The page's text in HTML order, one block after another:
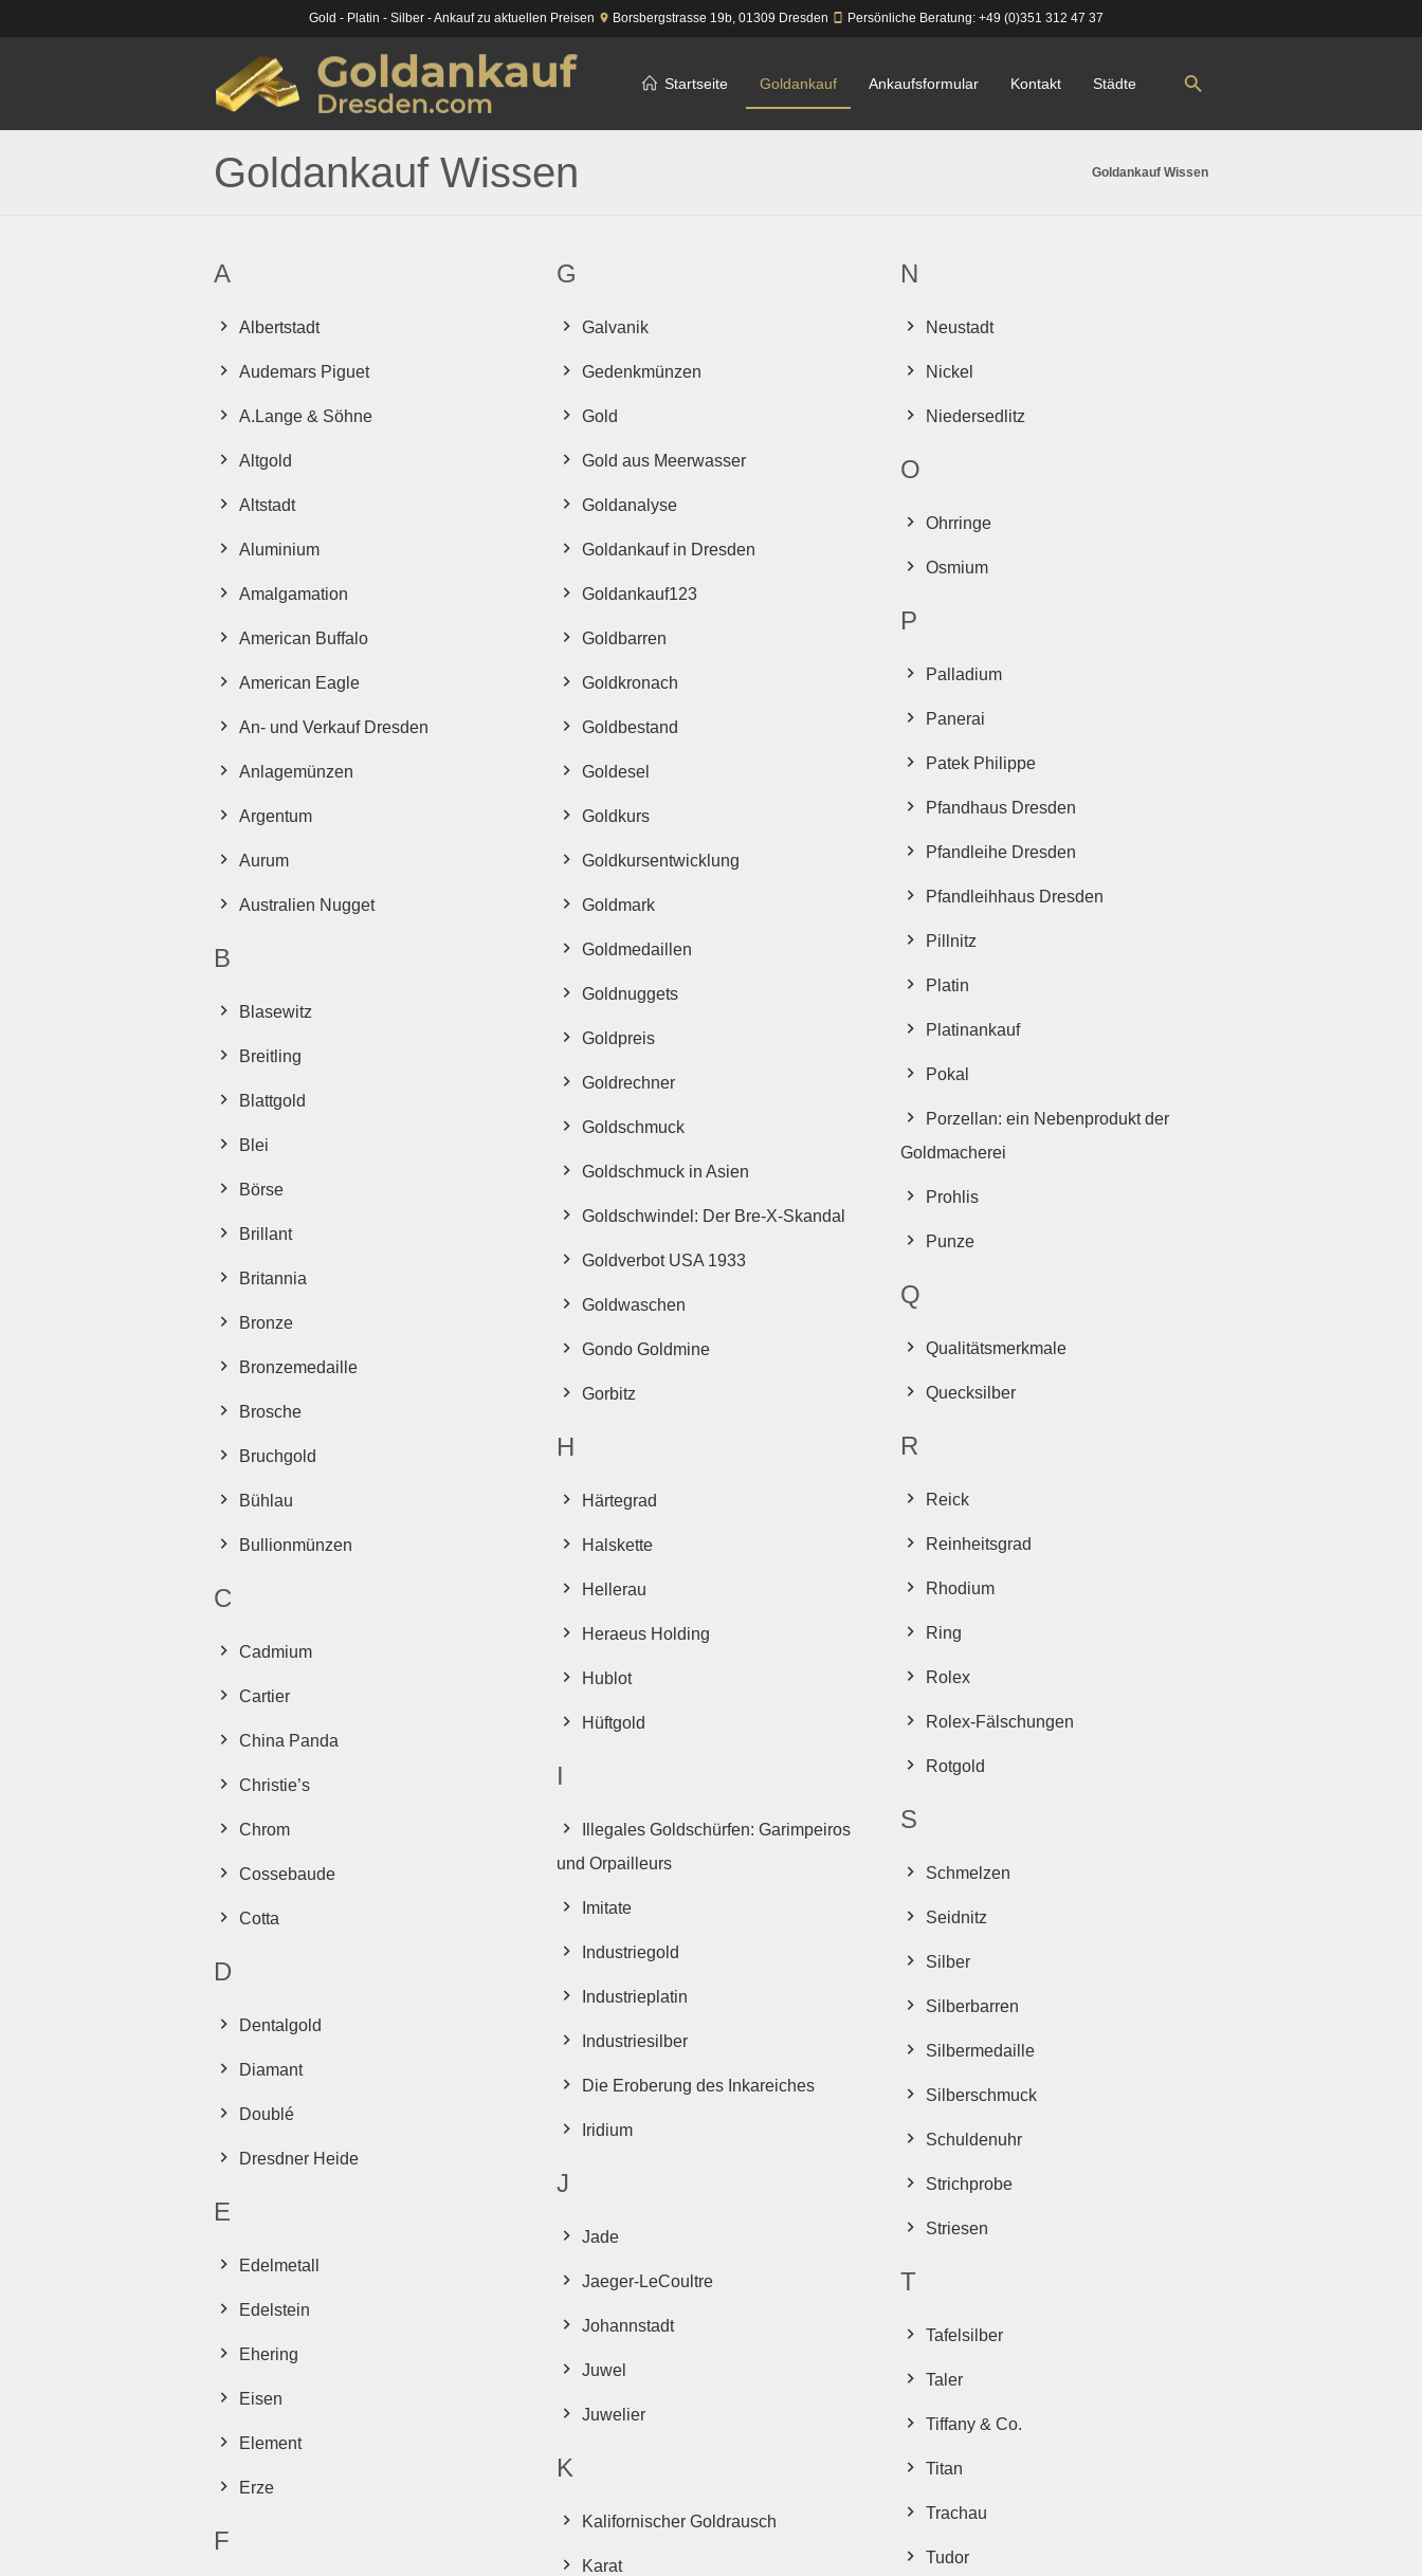
Gold - Platin - Silber - Ankauf zu aktuellen Preisen Borsbergstrasse 19b,01309 Dresden Persönliche Beratung: +49 (0)351 312 47 37
Startseite Goldankauf Ankaufsformular Kontakt Städte
Goldankauf Wissen Goldankauf Wissen
A
Albertstadt
Audemars Piguet
A.Lange & Söhne
Altgold
Altstadt
Aluminium
Amalgamation
American Buffalo
American Eagle
An- und Verkauf Dresden
Anlagemünzen
Argentum
Aurum
Australien Nugget
B
Blasewitz
Breitling
Blattgold
Blei
Börse
Brillant
Britannia
Bronze
Bronzemedaille
Brosche
Bruchgold
Bühlau
Bullionmünzen
C
Cadmium
Cartier
China Panda
Christie’s
Chrom
Cossebaude
Cotta
D
Dentalgold
Diamant
Doublé
Dresdner Heide
E
Edelmetall
Edelstein
Ehering
Eisen
Element
Erze
F
G
Galvanik
Gedenkmünzen
Gold
Gold aus Meerwasser
Goldanalyse
Goldankauf in Dresden
Goldankauf123
Goldbarren
Goldkronach
Goldbestand
Goldesel
Goldkurs
Goldkursentwicklung
Goldmark
Goldmedaillen
Goldnuggets
Goldpreis
Goldrechner
Goldschmuck
Goldschmuck in Asien
Goldschwindel: Der Bre-X-Skandal
Goldverbot USA 1933
Goldwaschen
Gondo Goldmine
Gorbitz
H
Härtegrad
Halskette
Hellerau
Heraeus Holding
Hublot
Hüftgold
I
Illegales Goldschürfen: Garimpeiros
und Orpailleurs
Imitate
Industriegold
Industrieplatin
Industriesilber
Die Eroberung des Inkareiches
Iridium
J
Jade
Jaeger-LeCoultre
Johannstadt
Juwel
Juwelier
K
Kalifornischer Goldrausch
Karat
N
Neustadt
Nickel
Niedersedlitz
O
Ohrringe
Osmium
P
Palladium
Panerai
Patek Philippe
Pfandhaus Dresden
Pfandleihe Dresden
Pfandleihhaus Dresden
Pillnitz
Platin
Platinankauf
Pokal
Porzellan: ein Nebenprodukt der
Goldmacherei
Prohlis
Punze
Q
Qualitätsmerkmale
Quecksilber
R
Reick
Reinheitsgrad
Rhodium
Ring
Rolex
Rolex-Fälschungen
Rotgold
S
Schmelzen
Seidnitz
Silber
Silberbarren
Silbermedaille
Silberschmuck
Schuldenuhr
Strichprobe
Striesen
T
Tafelsilber
Taler
Tiffany & Co.
Titan
Trachau
Tudor